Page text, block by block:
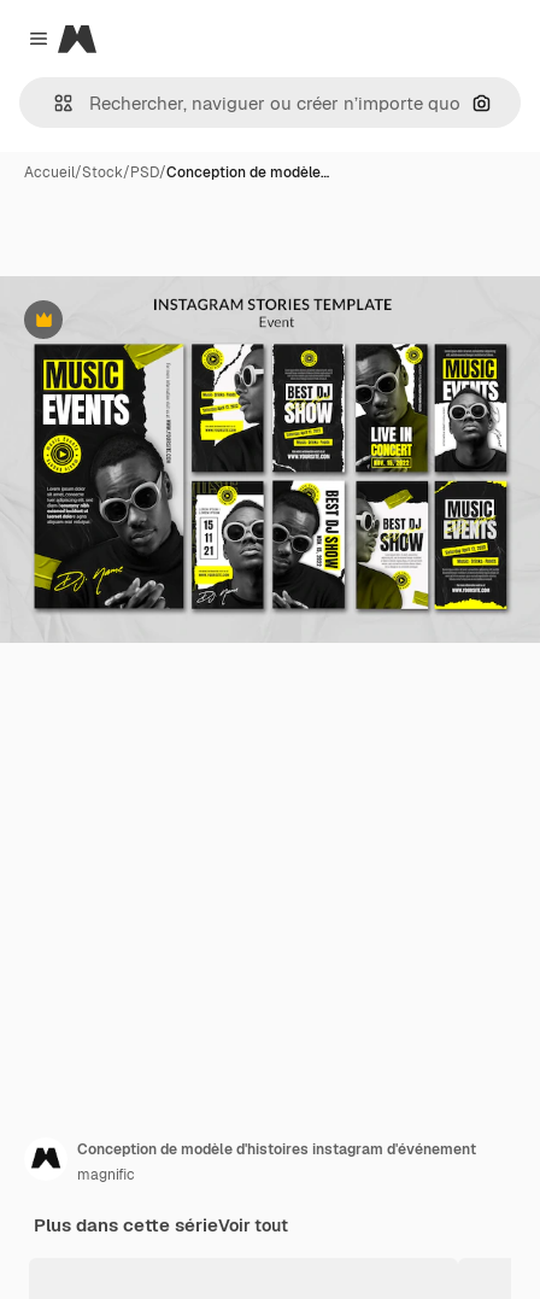
Close menu
Magnific
Accueil/Stock/PSD/Conception de modèle…
Premium
Conception de modèle d'histoires instagram d'événement
magnific
Plus dans cette sérieVoir tout